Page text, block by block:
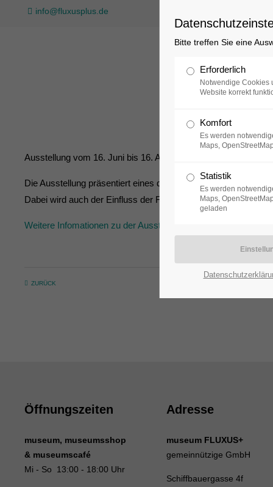
info@fluxusplus.de
Sammlung
Ausstellung vom 16. Juni bis 16. August in der
Die Ausstellung präsentiert eines der spannendsten
Dabei wird auch der Einfluss der Fluxus-Bewegung
Weitere Infomationen zu der Ausstellung finden sie hier.
ZURÜCK
Öffnungszeiten
museum, museumsshop
& museumscafé
Mi - So 13:00 - 18:00 Uhr
Adresse
museum FLUXUS+
gemeinnützige GmbH
Schiffbauergasse 4f
Bitte treffen Sie eine
Erforderlich
Notwendige Cookies
Website korrekt
Komfort
Es werden
Maps,
Statistik
Es werden
Maps,
geladen